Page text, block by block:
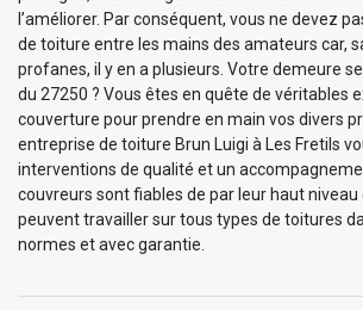
l’améliorer. Par conséquent, vous ne devez
de toiture entre les mains des amateurs car,
profanes, il y en a plusieurs. Votre demeure
du 27250 ? Vous êtes en quête de véritables
couverture pour prendre en main vos divers
entreprise de toiture Brun Luigi à Les Fretils
interventions de qualité et un
couvreurs sont fiables de par leur haut niveau
peuvent travailler sur tous types de toitures
normes et avec garantie.